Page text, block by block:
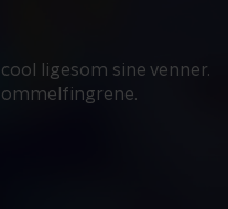
ligesom sine venner.